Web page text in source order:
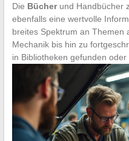
Die Bücherund Handbücher
ebenfalls eine wertvolle
breites Spektrum an Themen
Mechanik bis hin zu
in Bibliotheken gefunden